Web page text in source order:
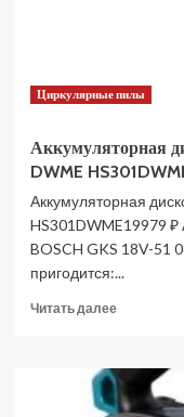
Циркулярные пилы
Аккумуляторная
DWME
Аккумуляторная
HS301DWME19979 ₽
BOSCH GKS 18V-51
пригодится:...
Читать далееПрочитать
дисковая
пила